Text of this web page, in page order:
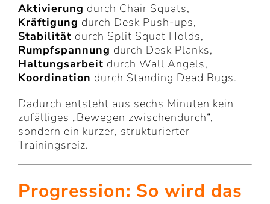
Aktivierung durch Chair Squats,
Kräftigung durch Desk Push-ups,
Stabilität durch Split Squat Holds,
Rumpfspannung durch Desk Planks,
Haltungsarbeit durch Wall Angels,
Koordination durch Standing Dead Bugs.
Dadurch entsteht aus sechs Minuten kein
zufälliges „Bewegen zwischendurch“,
sondern ein kurzer, strukturierter
Trainingsreiz.
Progression: So wird das